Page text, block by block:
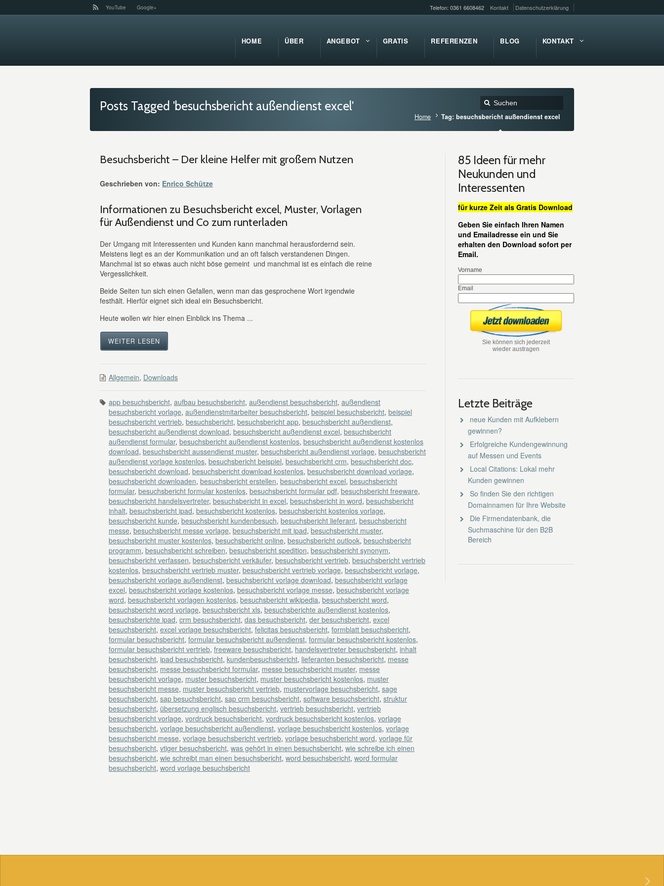
YouTube Google+ Telefon: 0361 6608462 Kontakt Datenschutzerklärung
HOME ÜBER ANGEBOT GRATIS REFERENZEN BLOG KONTAKT
Posts Tagged 'besuchsbericht außendienst excel'
Home Tag: besuchsbericht außendienst excel
Besuchsbericht – Der kleine Helfer mit großem Nutzen
Geschrieben von: Enrico Schütze
Informationen zu Besuchsbericht excel, Muster, Vorlagen
für Außendienst und Co zum runterladen
Der Umgang mit Interessenten und Kunden kann manchmal herausfordernd sein.
Meistens liegt es an der Kommunikation und an oft falsch verstandenen Dingen.
Manchmal ist so etwas auch nicht böse gemeint und manchmal ist es einfach die reine
Vergesslichkeit.
Beide Seiten tun sich einen Gefallen, wenn man das gesprochene Wort irgendwie
festhält. Hierfür eignet sich ideal ein Besuchsbericht.
Heute wollen wir hier einen Einblick ins Thema ...
WEITER LESEN
Allgemein, Downloads
app besuchsbericht, aufbau besuchsbericht, außendienst besuchsbericht, außendienst
besuchsbericht vorlage, außendienstmitarbeiter besuchsbericht, beispiel besuchsbericht, beispiel
besuchsbericht vertrieb, besuchsbericht, besuchsbericht app, besuchsbericht außendienst,
besuchsbericht außendienst download, besuchsbericht außendienst excel, besuchsbericht
außendienst formular, besuchsbericht außendienst kostenlos, besuchsbericht außendienst kostenlos
download, besuchsbericht aussendienst muster, besuchsbericht außendienst vorlage, besuchsbericht
außendienst vorlage kostenlos, besuchsbericht beispiel, besuchsbericht crm, besuchsbericht doc,
besuchsbericht download, besuchsbericht download kostenlos, besuchsbericht download vorlage,
besuchsbericht downloaden, besuchsbericht erstellen, besuchsbericht excel, besuchsbericht
formular, besuchsbericht formular kostenlos, besuchsbericht formular pdf, besuchsbericht freeware,
besuchsbericht handelsvertreter, besuchsbericht in excel, besuchsbericht in word, besuchsbericht
inhalt, besuchsbericht ipad, besuchsbericht kostenlos, besuchsbericht kostenlos vorlage,
besuchsbericht kunde, besuchsbericht kundenbesuch, besuchsbericht lieferant, besuchsbericht
messe, besuchsbericht messe vorlage, besuchsbericht mit ipad, besuchsbericht muster,
besuchsbericht muster kostenlos, besuchsbericht online, besuchsbericht outlook, besuchsbericht
programm, besuchsbericht schreiben, besuchsbericht spedition, besuchsbericht synonym,
besuchsbericht verfassen, besuchsbericht verkäufer, besuchsbericht vertrieb, besuchsbericht vertrieb
kostenlos, besuchsbericht vertrieb muster, besuchsbericht vertrieb vorlage, besuchsbericht vorlage,
besuchsbericht vorlage außendienst, besuchsbericht vorlage download, besuchsbericht vorlage
excel, besuchsbericht vorlage kostenlos, besuchsbericht vorlage messe, besuchsbericht vorlage
word, besuchsbericht vorlagen kostenlos, besuchsbericht wikipedia, besuchsbericht word,
besuchsbericht word vorlage, besuchsbericht xls, besuchsberichte außendienst kostenlos,
besuchsberichte ipad, crm besuchsbericht, das besuchsbericht, der besuchsbericht, excel
besuchsbericht, excel vorlage besuchsbericht, felicitas besuchsbericht, formblatt besuchsbericht,
formular besuchsbericht, formular besuchsbericht außendienst, formular besuchsbericht kostenlos,
formular besuchsbericht vertrieb, freeware besuchsbericht, handelsvertreter besuchsbericht, inhalt
besuchsbericht, ipad besuchsbericht, kundenbesuchsbericht, lieferanten besuchsbericht, messe
besuchsbericht, messe besuchsbericht formular, messe besuchsbericht muster, messe
besuchsbericht vorlage, muster besuchsbericht, muster besuchsbericht kostenlos, muster
besuchsbericht messe, muster besuchsbericht vertrieb, mustervorlage besuchsbericht, sage
besuchsbericht, sap besuchsbericht, sap crm besuchsbericht, software besuchsbericht, struktur
besuchsbericht, übersetzung englisch besuchsbericht, vertrieb besuchsbericht, vertrieb
besuchsbericht vorlage, vordruck besuchsbericht, vordruck besuchsbericht kostenlos, vorlage
besuchsbericht, vorlage besuchsbericht außendienst, vorlage besuchsbericht kostenlos, vorlage
besuchsbericht messe, vorlage besuchsbericht vertrieb, vorlage besuchsbericht word, vorlage für
besuchsbericht, vtiger besuchsbericht, was gehört in einen besuchsbericht, wie schreibe ich einen
besuchsbericht, wie schreibt man einen besuchsbericht, word besuchsbericht, word formular
besuchsbericht, word vorlage besuchsbericht
85 Ideen für mehr
Neukunden und
Interessenten
für kurze Zeit als Gratis Download
Geben Sie einfach Ihren Namen
und Emailadresse ein und Sie
erhalten den Download sofort per
Email.
Vorname
Email
Sie können sich jederzeit
wieder austragen
Letzte Beiträge
neue Kunden mit Aufklebern
gewinnen?
Erfolgreiche Kundengewinnung
auf Messen und Events
Local Citations: Lokal mehr
Kunden gewinnen
So finden Sie den richtigen
Domainnamen für Ihre Website
Die Firmendatenbank, die
Suchmaschine für den B2B
Bereich